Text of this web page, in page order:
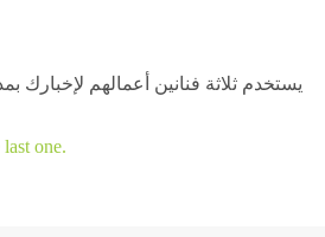
يستخدم ثلاثة فنانين أعمالهم
one.